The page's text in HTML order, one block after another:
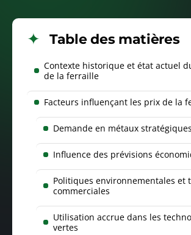
Table des matières
Contexte historique et état actuel
de la ferraille
Facteurs influençant les prix de la
Demande en métaux stratégiques
Influence des prévisions
Politiques environnementales et
commerciales
Utilisation accrue dans les
vertes